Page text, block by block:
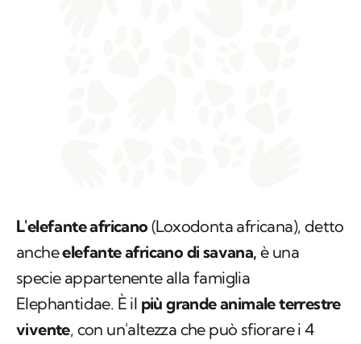
L'elefante africano (Loxodonta africana), detto
ancheelefante africano di savana, è una
specie appartenente alla famiglia
Elephantidae. È il più grande animale terrestre
vivente, con un'altezza che può sfiorare i 4